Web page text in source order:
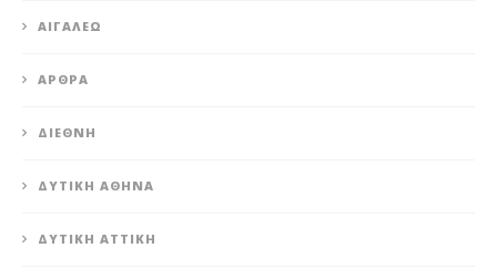
ΑΙΓΆΛΕΩ
ΆΡΘΡΑ
ΔΙΕΘΝΉ
ΔΥΤΙΚΉ ΑΘΉΝΑ
ΔΥΤΙΚΉ ΑΤΤΙΚΉ